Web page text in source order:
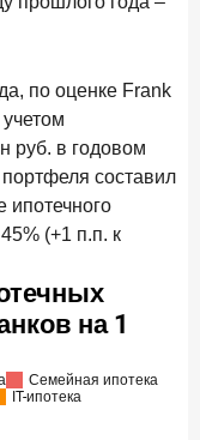
по оценке Frank
руб. в годовом
составил
ипотечного
(+1 п.п. к